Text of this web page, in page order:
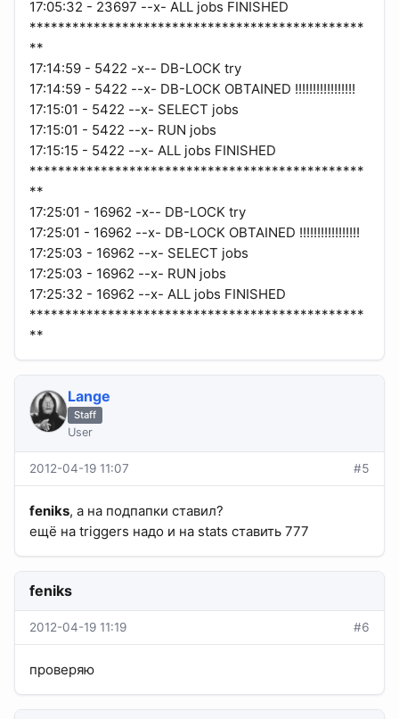
17:05:32 - 23697 --x- ALL jobs FINISHED
***********************************************
**
17:14:59 - 5422 -x-- DB-LOCK try
17:14:59 - 5422 --x- DB-LOCK OBTAINED !!!!!!!!!!!!!!!!!
17:15:01 - 5422 --x- SELECT jobs
17:15:01 - 5422 --x- RUN jobs
17:15:15 - 5422 --x- ALL jobs FINISHED
***********************************************
**
17:25:01 - 16962 -x-- DB-LOCK try
17:25:01 - 16962 --x- DB-LOCK OBTAINED !!!!!!!!!!!!!!!!!
17:25:03 - 16962 --x- SELECT jobs
17:25:03 - 16962 --x- RUN jobs
17:25:32 - 16962 --x- ALL jobs FINISHED
***********************************************
**
Lange
Staff
User
2012-04-19 11:07 #5
feniks, а на подпапки ставил?
ещё на triggers надо и на stats ставить 777
feniks
2012-04-19 11:19 #6
проверяю